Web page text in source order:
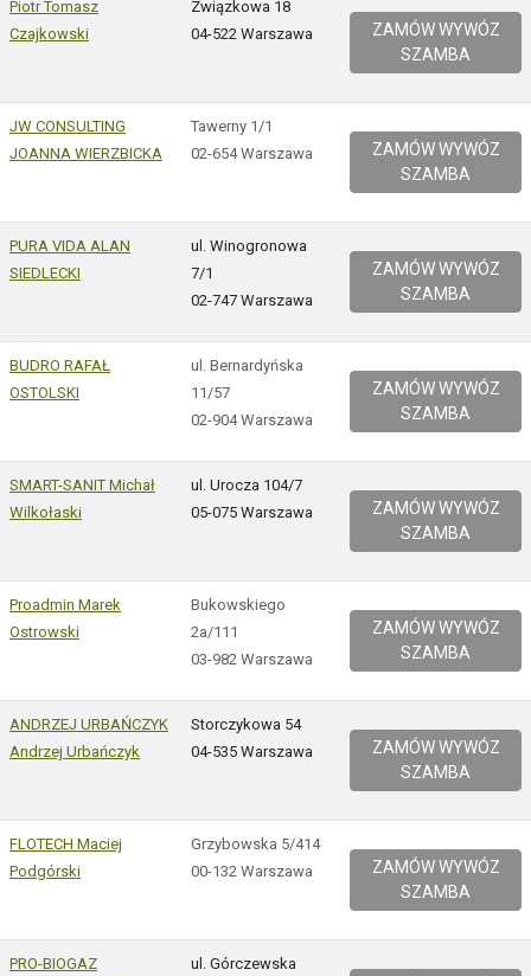
Piotr Tomasz
Czajkowski
Związkowa 18
04-522 Warszawa
ZAMÓW WYWÓZ
SZAMBA
JW CONSULTING
JOANNA WIERZBICKA
Tawerny 1/1
02-654 Warszawa
ZAMÓW WYWÓZ
SZAMBA
PURA VIDA ALAN
SIEDLECKI
ul. Winogronowa
7/1
02-747 Warszawa
ZAMÓW WYWÓZ
SZAMBA
BUDRO RAFAŁ
OSTOLSKI
ul. Bernardyńska
11/57
02-904 Warszawa
ZAMÓW WYWÓZ
SZAMBA
SMART-SANIT Michał
Wilkołaski
ul. Urocza 104/7
05-075 Warszawa
ZAMÓW WYWÓZ
SZAMBA
Proadmin Marek
Ostrowski
Bukowskiego
2a/111
03-982 Warszawa
ZAMÓW WYWÓZ
SZAMBA
ANDRZEJ URBAŃCZYK
Andrzej Urbańczyk
Storczykowa 54
04-535 Warszawa
ZAMÓW WYWÓZ
SZAMBA
FLOTECH Maciej
Podgórski
Grzybowska 5/414
00-132 Warszawa
ZAMÓW WYWÓZ
SZAMBA
PRO-BIOGAZ
ul. Górczewska